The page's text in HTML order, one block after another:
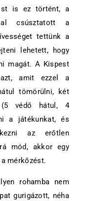
is ez történt, a
csúsztatott a
tettünk a
lehetett, hogy
magát. A Kispest
azt, amit ezzel a
tömörülni, két
(5 védő hátul, 4
a játékunkat, és
az erőtlen
mód, akkor egy
mérkőzést.
rohamba nem
gurigázott, néha